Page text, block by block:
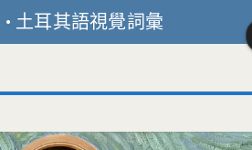
• 土耳其語視覺詞彙